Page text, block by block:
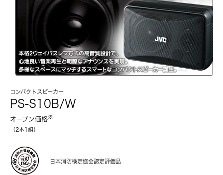
コンパクトスピーカー
PS-S10B/W
オープン価格※
（2本1組）
日本消防検定協会認定評価品